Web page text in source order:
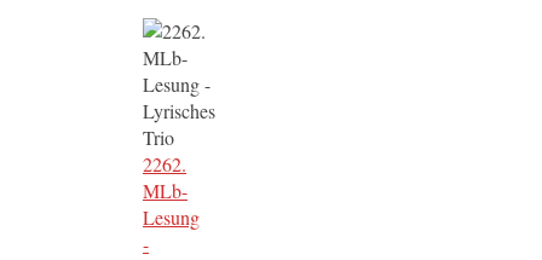
2262.
MLb-
Lesung
-